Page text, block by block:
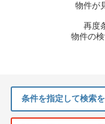
物件が
再度
物件の
条件を指定して検索